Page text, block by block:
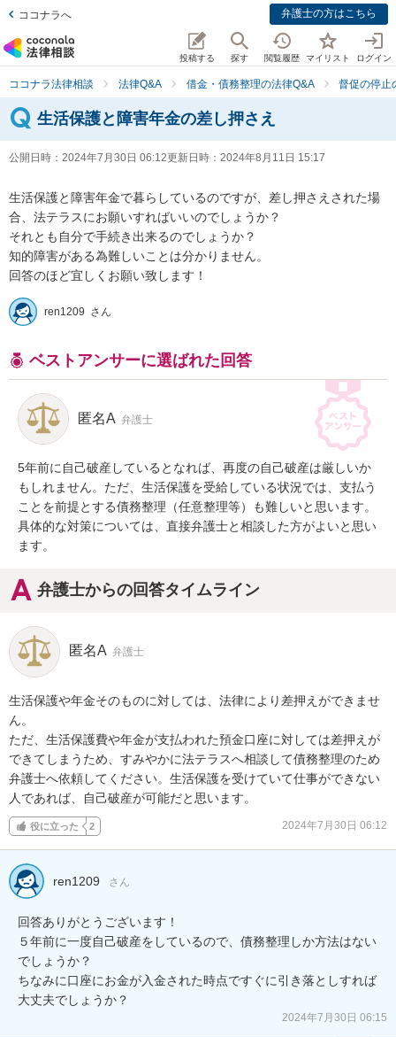
ココナラへ 弁護士の方はこちら
投稿する 探す 閲覧履歴 マイリスト ログイン
ココナラ法律相談 法律Q&A 借金・債務整理の法律Q&A 督促の停止
生活保護と障害年金の差し押さえ
公開日時： 2024年7月30日 06:12更新日時： 2024年8月11日 15:17
生活保護と障害年金で暮らしているのですが、差し押さえされた場
合、法テラスにお願いすればいいのでしょうか？
それとも自分で手続き出来るのでしょうか？
知的障害がある為難しいことは分かりません。
回答のほど宜しくお願い致します！
ren1209 さん
ベストアンサーに選ばれた回答
匿名A 弁護士
5年前に自己破産しているとなれば、再度の自己破産は厳しいか
もしれません。ただ、生活保護を受給している状況では、支払う
ことを前提とする債務整理（任意整理等）も難しいと思います。
具体的な対策については、直接弁護士と相談した方がよいと思い
ます。
弁護士からの回答タイムライン
匿名A 弁護士
生活保護や年金そのものに対しては、法律により差押えができませ
ん。
ただ、生活保護費や年金が支払われた預金口座に対しては差押えが
できてしまうため、すみやかに法テラスへ相談して債務整理のため
弁護士へ依頼してください。生活保護を受けていて仕事ができない
人であれば、自己破産が可能だと思います。
役に立った 2 2024年7月30日 06:12
ren1209 さん
回答ありがとうございます！
５年前に一度自己破産をしているので、債務整理しか方法はない
でしょうか？
ちなみに口座にお金が入金された時点ですぐに引き落としすれば
大丈夫でしょうか？
2024年7月30日 06:15